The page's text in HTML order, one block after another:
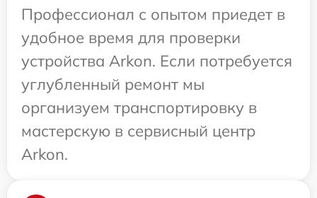
Профессионал с опытом приедет в
удобное время для проверки
устройства Arkon. Если потребуется
углубленный ремонт мы
организуем транспортировку в
мастерскую в сервисный центр
Arkon.